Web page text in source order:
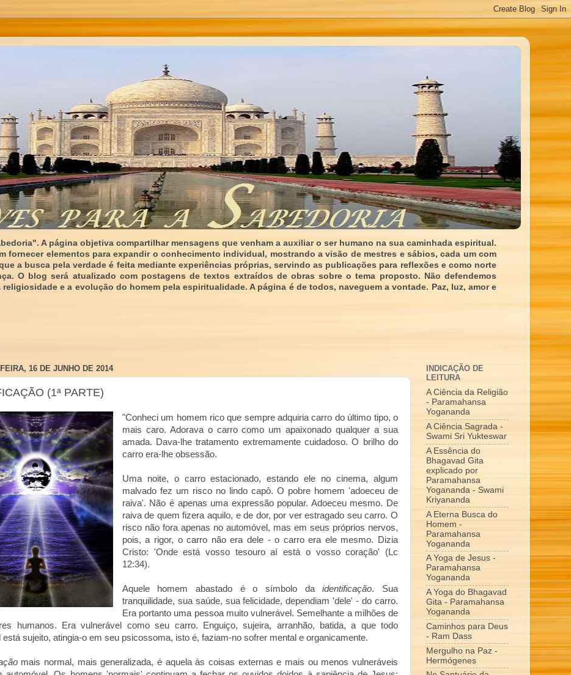
A página objetiva compartilhar mensagens que venham a auxiliar o ser humano na sua caminhada espiritual.
fornecer elementos para expandir o conhecimento individual, mostrando a visão de mestres e sábios, cada um com
a busca pela verdade é feita mediante experiências próprias, servindo as publicações para reflexões e como norte
O blog será atualizado com postagens de textos extraídos de obras sobre o tema proposto. Não defendemos
e a evolução do homem pela espiritualidade. A página é de todos, naveguem a vontade. Paz, luz, amor e
16 DE JUNHO DE 2014
(1ª PARTE)
"Conheci um homem rico que sempre adquiria carro do último tipo, o
mais caro. Adorava o carro como um apaixonado qualquer a sua
amada. Dava-lhe tratamento extremamente cuidadoso. O brilho do
carro era-lhe obsessão.
Uma noite, o carro estacionado, estando ele no cinema, algum
malvado fez um risco no lindo capô. O pobre homem 'adoeceu de
raiva'. Não é apenas uma expressão popular. Adoeceu mesmo. De
raiva de quem fizera aquilo, e de dor, por ver estragado seu carro. O
risco não fora apenas no automóvel, mas em seus próprios nervos,
pois, a rigor, o carro não era dele - o carro era ele mesmo. Dizia
Cristo: 'Onde está vosso tesouro aí está o vosso coração' (Lc
12:34).
Aquele homem abastado é o símbolo daidentificação. Sua
tranquilidade, sua saúde, sua felicidade, dependiam 'dele' - do carro.
Era portanto uma pessoa muito vulnerável. Semelhante a milhões de
humanos. Era vulnerável como seu carro. Enguiço, sujeira, arranhão, batida, a que todo
está sujeito, atingia-o em seu psicossoma, isto é, faziam-no sofrer mental e organicamente.
mais normal, mais generalizada, é aquela às coisas externas e mais ou menos vulneráveis
INDICAÇÃO DE
LEITURA
A Ciência da Religião
- Paramahansa
Yogananda
A Ciência Sagrada -
Swami Sri Yukteswar
A Essência do
Bhagavad Gita
explicado por
Paramahansa
Yogananda - Swami
Kriyananda
A Eterna Busca do
Homem -
Paramahansa
Yogananda
A Yoga de Jesus -
Paramahansa
Yogananda
A Yoga do Bhagavad
Gita - Paramahansa
Yogananda
Caminhos para Deus
- Ram Dass
Mergulho na Paz -
Hermógenes